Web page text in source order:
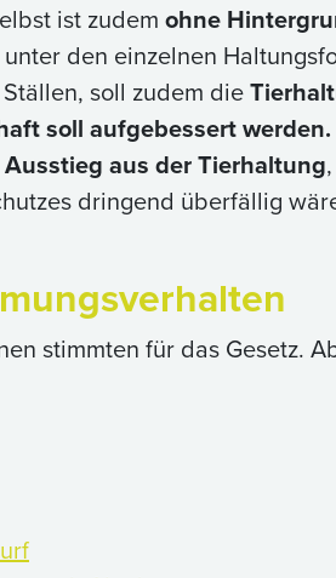
ist zudem ohne
den einzelnen
soll zudem die
soll aufgebessert werden.
aus der Tierhaltung
dringend überfällig
stimmten für das Gesetz.